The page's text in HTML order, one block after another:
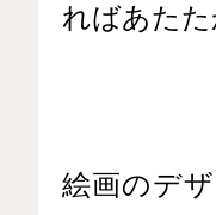
ればあた
絵画のデ